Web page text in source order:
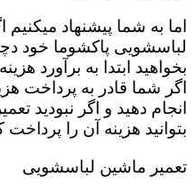
اما به شما پیشنهاد میکنیم
لباسشویی پاکشوما خود
بخواهید ابتدا به برآورد
اگر شما قادر به پرداخت
انجام دهید و اگر نبودید
بتوانید هزینه آن را پرداخت
تعمیر ماشین لباسشویی